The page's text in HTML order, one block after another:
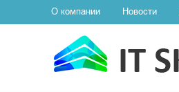
О компании Новости